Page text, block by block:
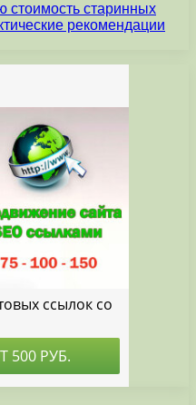
стоимость старинных
рекомендации